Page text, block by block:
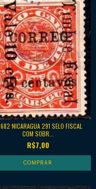
NICARAGUA 291 SELO FISCAL
COM SOBR...
R$7,00